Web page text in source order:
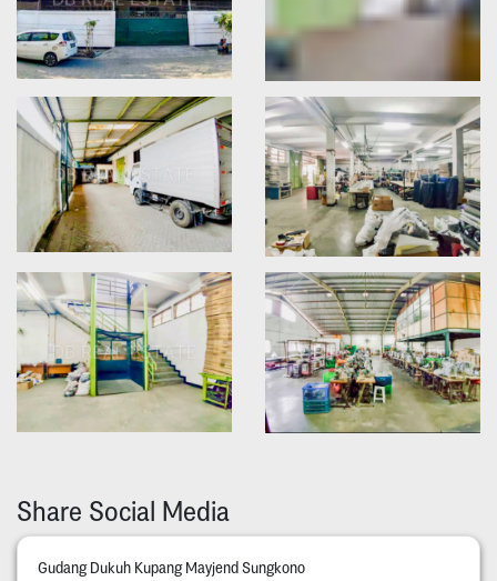
Share Social Media
Gudang Dukuh Kupang Mayjend Sungkono